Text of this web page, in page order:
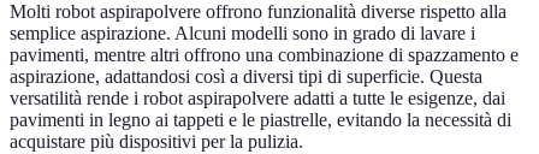
Molti robot aspirapolvere offrono funzionalità diverse rispetto alla
semplice aspirazione. Alcuni modelli sono in grado di lavare i
pavimenti, mentre altri offrono una combinazione di spazzamento e
aspirazione, adattandosi così a diversi tipi di superficie. Questa
versatilità rende i robot aspirapolvere adatti a tutte le esigenze, dai
pavimenti in legno ai tappeti e le piastrelle, evitando la necessità di
acquistare più dispositivi per la pulizia.